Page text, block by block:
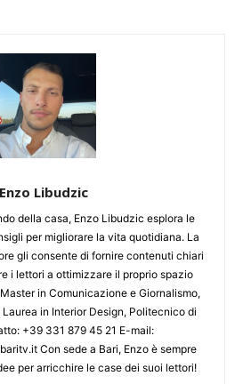
Enzo Libudzic
della casa, Enzo Libudzic esplora le
per migliorare la vita quotidiana. La
gli consente di fornire contenuti chiari
i lettori a ottimizzare il proprio spazio
in Comunicazione e Giornalismo,
in Interior Design, Politecnico di
+39 331 879 45 21 E-mail:
Con sede a Bari, Enzo è sempre
per arricchire le case dei suoi lettori!